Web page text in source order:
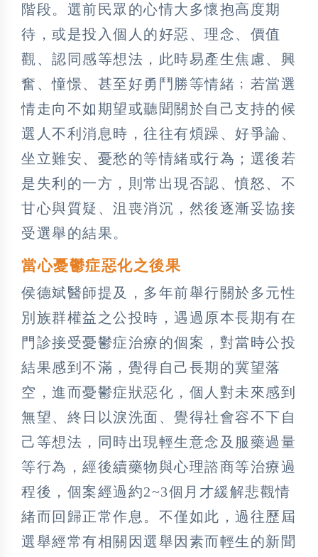
階段。選前民眾的心情大多懷抱高度期
待，或是投入個人的好惡、理念、價值
觀、認同感等想法，此時易產生焦慮、興
奮、憧憬、甚至好勇鬥勝等情緒﹔若當選
情走向不如期望或聽聞關於自己支持的候
選人不利消息時，往往有煩躁、好爭論、
坐立難安、憂愁的等情緒或行為；選後若
是失利的一方，則常出現否認、憤怒、不
甘心與質疑、沮喪消沉，然後逐漸妥協接
受選舉的結果。
當心憂鬱症惡化之後果
侯德斌醫師提及，多年前舉行關於多元性
別族群權益之公投時，遇過原本長期有在
門診接受憂鬱症治療的個案，對當時公投
結果感到不滿，覺得自己長期的冀望落
空，進而憂鬱症狀惡化，個人對未來感到
無望、終日以淚洗面、覺得社會容不下自
己等想法，同時出現輕生意念及服藥過量
等行為，經後續藥物與心理諮商等治療過
程後，個案經過約2~3個月才緩解悲觀情
緒而回歸正常作息。不僅如此，過往歷屆
選舉經常有相關因選舉因素而輕生的新聞